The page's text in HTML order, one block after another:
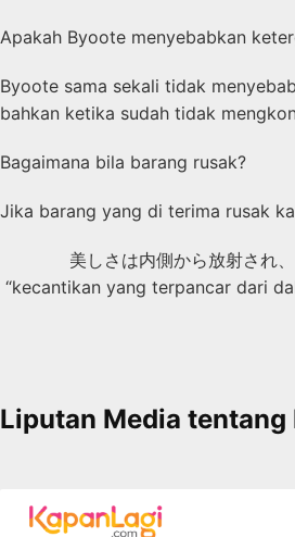
Apakah Byoote menyebabkan
Byoote sama sekali tidak
bahkan ketika sudah tidak
Bagaimana bila barang rusak?
Jika barang yang di terima rusak
美しさは内側から放射され
“kecantikan yang terpancar dari
Liputan Media tentang